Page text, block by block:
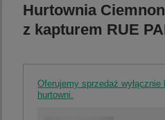
Hurtownia
z kapturem RUE
Oferujemy sprzedaż
hurtowni.